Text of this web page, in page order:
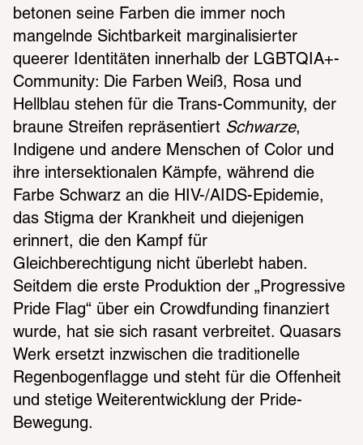
betonen seine Farben die immer noch
mangelnde Sichtbarkeit marginalisierter
queerer Identitäten innerhalb der LGBTQIA+-
Community: Die Farben Weiß, Rosa und
Hellblau stehen für die Trans-Community, der
braune Streifen repräsentiert Schwarze,
Indigene und andere Menschen of Color und
ihre intersektionalen Kämpfe, während die
Farbe Schwarz an die HIV-/AIDS-Epidemie,
das Stigma der Krankheit und diejenigen
erinnert, die den Kampf für
Gleichberechtigung nicht überlebt haben.
Seitdem die erste Produktion der „Progressive
Pride Flag“ über ein Crowdfunding finanziert
wurde, hat sie sich rasant verbreitet. Quasars
Werk ersetzt inzwischen die traditionelle
Regenbogenflagge und steht für die Offenheit
und stetige Weiterentwicklung der Pride-
Bewegung.